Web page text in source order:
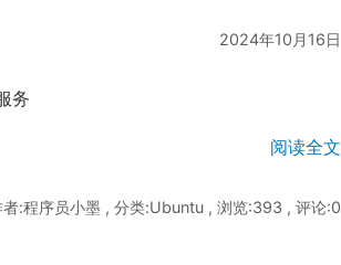
2024年10月16日
务
阅读全文
者:程序员小墨 , 分类:Ubuntu , 浏览:393 , 评论:0